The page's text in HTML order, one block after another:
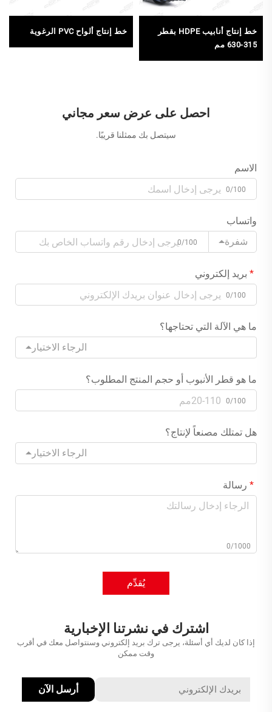
خط إنتاج أنابيب HDPE بقطر
315-630 مم
خط إنتاج ألواح PVC الرغوية
احصل على عرض سعر مجاني
سيتصل بك ممثلنا قريبًا.
الاسم
0/100
واتساب
شفرة
0/100
بريد إلكتروني
0/100
ما هي الآلة التي تحتاجها؟
الرجاء الاختيار
ما هو قطر الأنبوب أو حجم المنتج المطلوب؟
0/100
هل تمتلك مصنعاً لإنتاج؟
الرجاء الاختيار
رسالة
0/1000
يُقدِّم
اشترك في نشرتنا الإخبارية
إذا كان لديك أي أسئلة، يرجى ترك بريد إلكتروني وسنتواصل معك في أقرب
وقت ممكن
أرسل الآن